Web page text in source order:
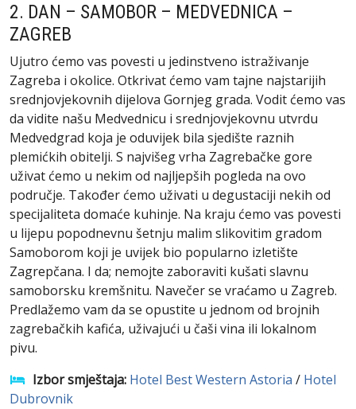
2. DAN – SAMOBOR – MEDVEDNICA –
ZAGREB
Ujutro ćemo vas povesti u jedinstveno istraživanje
Zagreba i okolice. Otkrivat ćemo vam tajne najstarijih
srednjovjekovnih dijelova Gornjeg grada. Vodit ćemo vas
da vidite našu Medvednicu i srednjovjekovnu utvrdu
Medvedgrad koja je oduvijek bila sjedište raznih
plemićkih obitelji. S najvišeg vrha Zagrebačke gore
uživat ćemo u nekim od najljepših pogleda na ovo
područje. Također ćemo uživati ​​u degustaciji nekih od
specijaliteta domaće kuhinje. Na kraju ćemo vas povesti
u lijepu popodnevnu šetnju malim slikovitim gradom
Samoborom koji je uvijek bio popularno izletište
Zagrepčana. I da; nemojte zaboraviti kušati slavnu
samoborsku kremšnitu. Navečer se vraćamo u Zagreb.
Predlažemo vam da se opustite u jednom od brojnih
zagrebačkih kafića, uživajući u čaši vina ili lokalnom
pivu.
Izbor smještaja: Hotel Best Western Astoria / Hotel
Dubrovnik